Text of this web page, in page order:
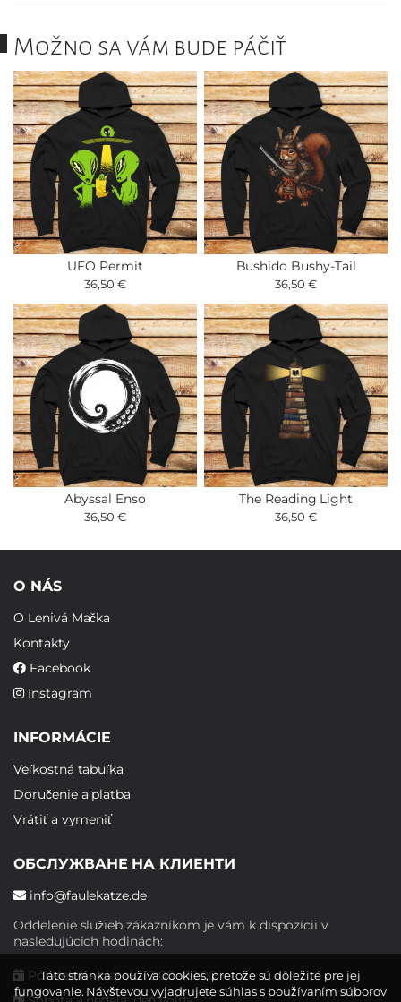
Možno sa vám bude páčiť
UFO Permit
36,50 €
Bushido Bushy-Tail
36,50 €
Abyssal Enso
36,50 €
The Reading Light
36,50 €
O NÁS
O Lenivá Mačka
Kontakty
Facebook
Instagram
INFORMÁCIE
Veľkostná tabuľka
Doručenie a platba
Vrátiť a vymeniť
ОБСЛУЖВАНЕ НА КЛИЕНТИ
info@faulekatze.de
Oddelenie služieb zákazníkom je vám k dispozícii v
nasledujúcich hodinách:
Pondelok - piatok: 10:00 - 19:00
Táto stránka používa cookies, pretože sú dôležité pre jej
fungovanie. Návštevou vyjadrujete súhlas s používaním súborov